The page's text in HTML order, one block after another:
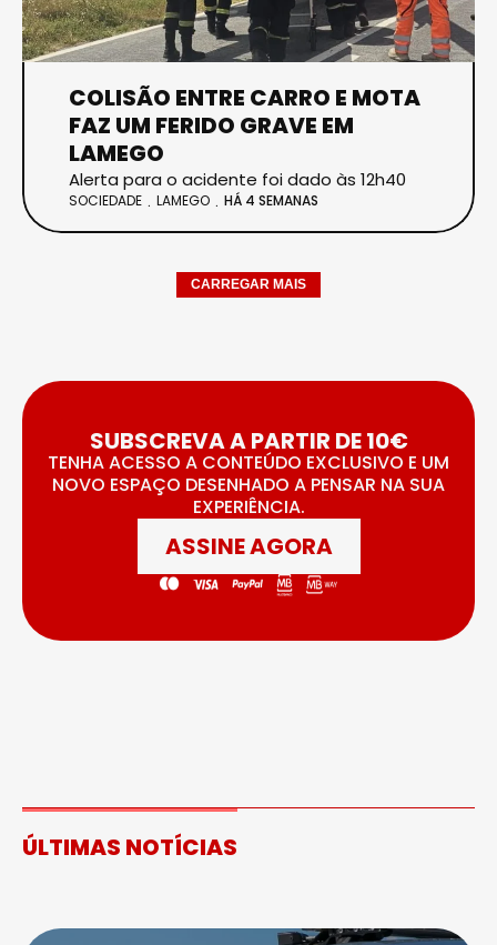
COLISÃO ENTRE CARRO E MOTA
FAZ UM FERIDO GRAVE EM
LAMEGO
Alerta para o acidente foi dado às 12h40
SOCIEDADE LAMEGO HÁ 4 SEMANAS
CARREGAR MAIS
SUBSCREVA A PARTIR DE 10€
TENHA ACESSO A CONTEÚDO EXCLUSIVO E UM
NOVO ESPAÇO DESENHADO A PENSAR NA SUA
EXPERIÊNCIA.
ASSINE AGORA
ÚLTIMAS NOTÍCIAS